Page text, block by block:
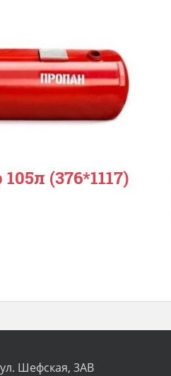
(376*1117)
Шефская, 3АВ